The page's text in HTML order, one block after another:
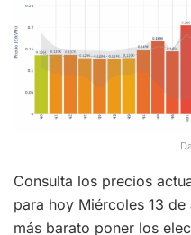
Consulta los precios
para hoy Miércoles 13
más barato poner los